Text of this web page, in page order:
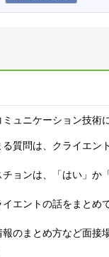
ュニケーション技術
る質問は、クライエ
チョンは、「はい」か
エントの話をまとめ
報のまとめ方など面接